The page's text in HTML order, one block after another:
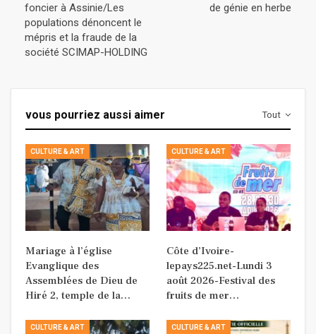
foncier à Assinie/Les
populations dénoncent le
mépris et la fraude de la
société SCIMAP-HOLDING
de génie en herbe
Tout
vous pourriez aussi aimer
CULTURE & ART
Mariage à l’église
Evanglique des
Assemblées de Dieu de
Hiré 2, temple de la…
CULTURE & ART
Côte d’Ivoire-
lepays225.net-Lundi 3
août 2026-Festival des
fruits de mer…
CULTURE & ART CULTURE & ART